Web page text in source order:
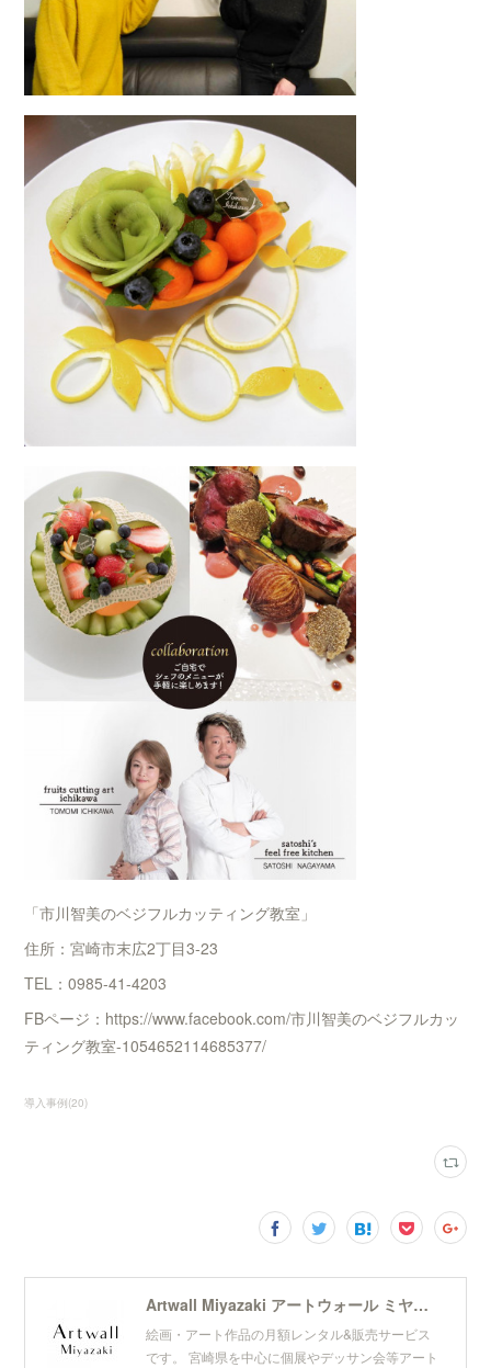
「市川智美のベジフルカッティング教室」
住所：宮崎市末広2丁目3-23
TEL：0985-41-4203
FBページ：https://www.facebook.com/市川智美のベジフルカッ
ティング教室-1054652114685377/
導入事例(20)
Artwall Miyazaki アートウォール ミヤザキ
絵画・アート作品の月額レンタル&販売サービス
です。 宮崎県を中心に個展やデッサン会等アート